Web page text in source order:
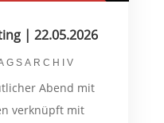
| 22.05.2026
Abend mit
verknüpft mit